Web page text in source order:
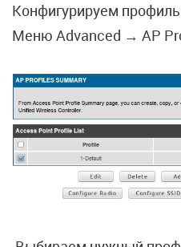
Конфигурируем
Меню Advanced → AP